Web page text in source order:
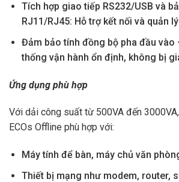
Tích hợp giao tiếp RS232/USB và
RJ11/RJ45: Hỗ trợ kết nối và quản
Đảm bảo tính đồng bộ pha đầu vào
thống vận hành ổn định, không bị
Ứng dụng phù hợp
Với dải công suất từ 500VA đến
ECOs Offline phù hợp với:
Máy tính để bàn, máy chủ văn
Thiết bị mạng như modem, router,